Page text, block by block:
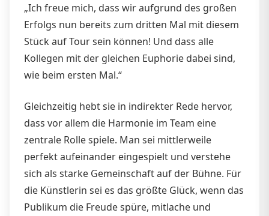
„Ich freue mich, dass wir aufgrund des großen
Erfolgs nun bereits zum dritten Mal mit diesem
Stück auf Tour sein können! Und dass alle
Kollegen mit der gleichen Euphorie dabei sind,
wie beim ersten Mal.“
Gleichzeitig hebt sie in indirekter Rede hervor,
dass vor allem die Harmonie im Team eine
zentrale Rolle spiele. Man sei mittlerweile
perfekt aufeinander eingespielt und verstehe
sich als starke Gemeinschaft auf der Bühne. Für
die Künstlerin sei es das größte Glück, wenn das
Publikum die Freude spüre, mitlache und